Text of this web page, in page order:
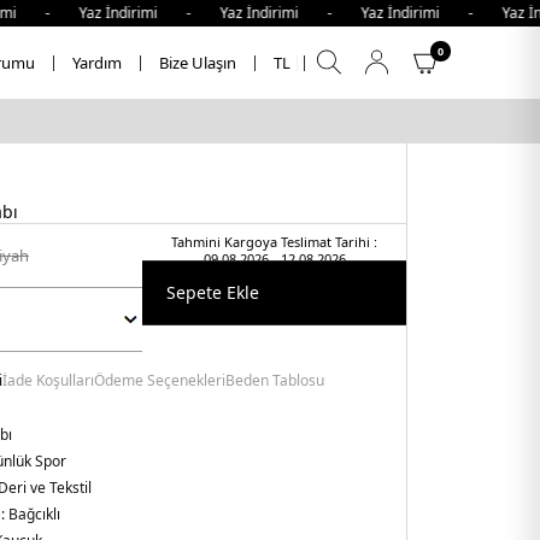
İndirimi - Yaz İndirimi - Yaz İndirimi -
Yardım Bize Ulaşın TL
0
Tahmini Kargoya Teslimat Tarihi :
09.08.2026 - 12.08.2026
Sepete Ekle
İade KoşullarıÖdeme SeçenekleriBeden Tablosu
Spor
ve Tekstil
Bağcıklı